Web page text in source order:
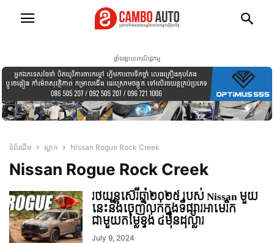
ផ្ទាំងផ្សាយពាណិជ្ជកម្ម
ទំព័រដើម ស្លាក Nissan Rogue Rock Creek
Nissan Rogue Rock Creek
រថយន្តស៊េរីឆ្នាំ២០២៥ របស់ Nissan មួយ
នេះនឹងចេញលក់ក្នុងទីផ្សារអាមេរិក
ជាមួយតម្លៃខ្ទង់ ៤មុឺនដុល្លារ
July 9, 2024